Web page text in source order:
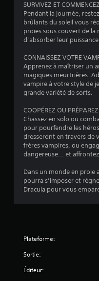
SURVIVEZ ET
Pendant la journée,
brûlants du soleil vous
proies sous couvert de la
d’absorber leur
CONNAISSEZ VOTRE
Apprenez à maîtriser un
magiques meurtrières.
vampire à votre style de
grande variété de sorts.
COOPÉREZ OU
Chassez en solo ou
pour pourfendre les
dresseront en travers de
frères vampires, ou
dangereuse... et
Dans un monde en proie
pourra s’imposer et
Dracula pour vous
Plateforme:
Sortie:
Éditeur: